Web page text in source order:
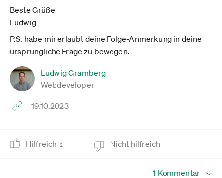
Beste Grüße
Ludwig
P.S. habe mir erlaubt deine Folge-Anmerkung in deine
ursprüngliche Frage zu bewegen.
Ludwig Gramberg
Webdeveloper
19.10.2023
Hilfreich 2 Nicht hilfreich
1 Kommentar